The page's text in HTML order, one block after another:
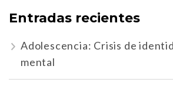
Entradas recientes
Adolescencia: Crisis de
mental